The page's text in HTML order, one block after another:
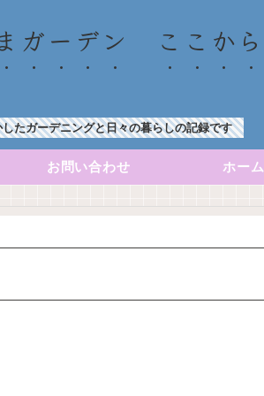
ガーデン ここから
たガーデニングと日々の暮らしの記録です
お問い合わせ ホーム